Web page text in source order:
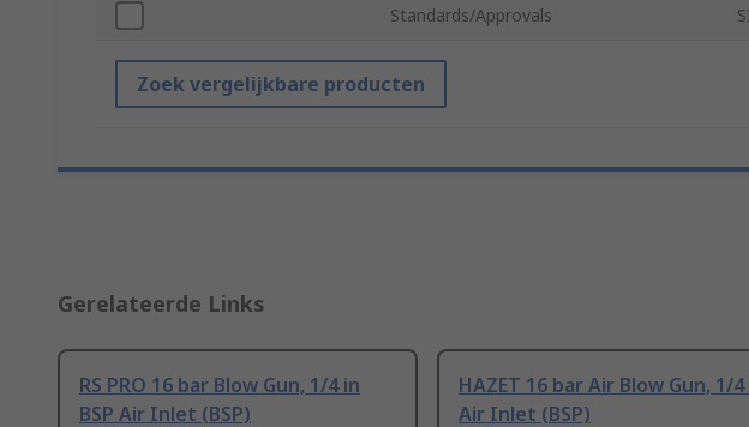
Standards/Approvals
Zoek vergelijkbare producten
Gerelateerde Links
RS PRO 16 bar Blow Gun, 1/4 in
BSP Air Inlet (BSP)
HAZET 16 bar Air Blow Gun, 1/4
Air Inlet (BSP)